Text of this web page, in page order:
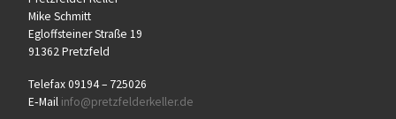
Mike Schmitt
Egloff­stei­ner Stra­ße 19
91362 Pretzfeld
Tele­fax 09194 – 725026
E‑Mail info@​pretzfelderkeller.​de